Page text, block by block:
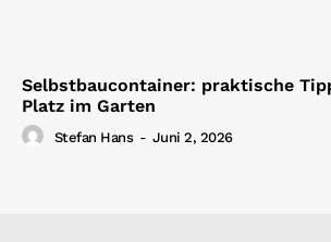
Selbstbaucontainer: praktische
Platz im Garten
Stefan Hans - Juni 2, 2026